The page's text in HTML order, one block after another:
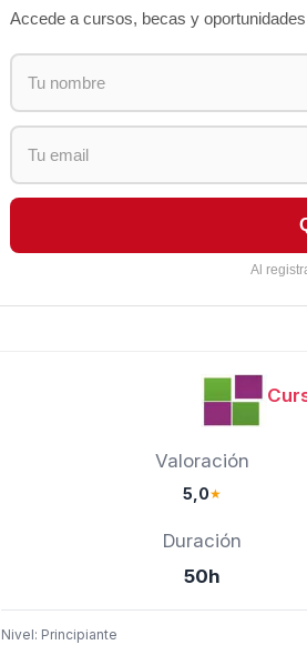
Accede a cursos, becas y
Al
Valoración
5,0★
Duración
50h
Nivel: Principiante